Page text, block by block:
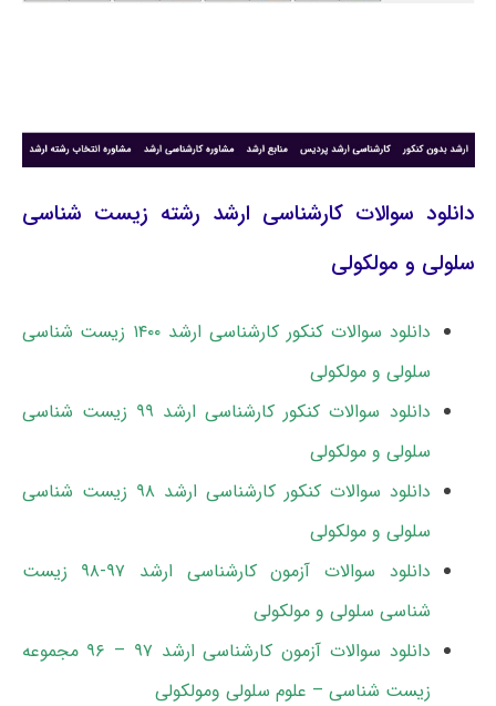
دانلود سوالات کارشناسی ارشد رشته زیست شناسی
سلولی و مولکولی
دانلود سوالات کنکور کارشناسی ارشد ۱۴۰۰ زیست شناسی
سلولی و مولکولی
دانلود سوالات کنکور کارشناسی ارشد ۹۹ زیست شناسی
سلولی و مولکولی
دانلود سوالات کنکور کارشناسی ارشد ۹۸ زیست شناسی
سلولی و مولکولی
دانلود سوالات آزمون کارشناسی ارشد ۹۷-۹۸ زیست
شناسی سلولی و مولکولی
دانلود سوالات آزمون کارشناسی ارشد ۹۷ – ۹۶ مجموعه
زیست شناسی – علوم سلولی ومولکولی